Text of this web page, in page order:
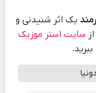
یک اثر شنیدنی و
سایت استر موزیک